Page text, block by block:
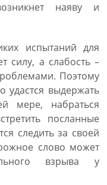
наяву и
испытаний для
силу, а слабость –
Поэтому
удастся выдержать
мере, набраться
посланные
следить за своей
слово может
взрыва у